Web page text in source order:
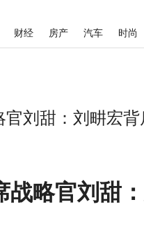
财经 房产 汽车 时尚
刘甜：刘畊宏
战略官刘甜